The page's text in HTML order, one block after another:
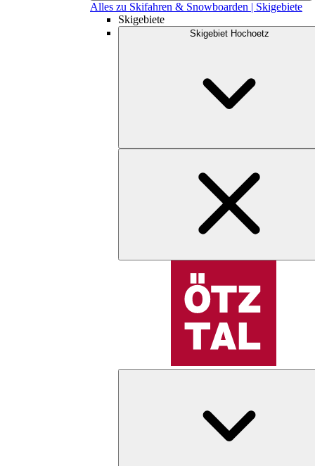
Alles zu Skifahren & Snowboarden | Skigebiete
Skigebiete
Skigebiet Hochoetz